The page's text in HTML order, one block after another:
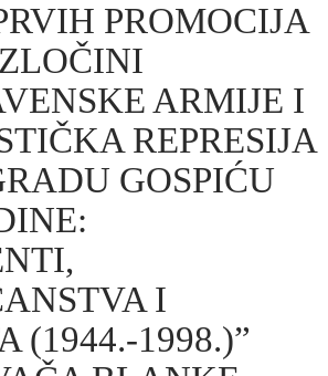
PROMOCIJA
ARMIJE I
REPRESIJA
GOSPIĆU
I
(1944.-1998.)”